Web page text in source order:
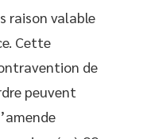
raison valable
Cette
de
peuvent